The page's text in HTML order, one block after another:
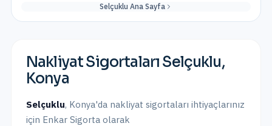
Selçuklu Ana Sayfa
Nakliyat Sigortaları Selçuklu,
Konya
Selçuklu, Konya'da nakliyat sigortaları ihtiyaçlarınız
için Enkar Sigorta olarak